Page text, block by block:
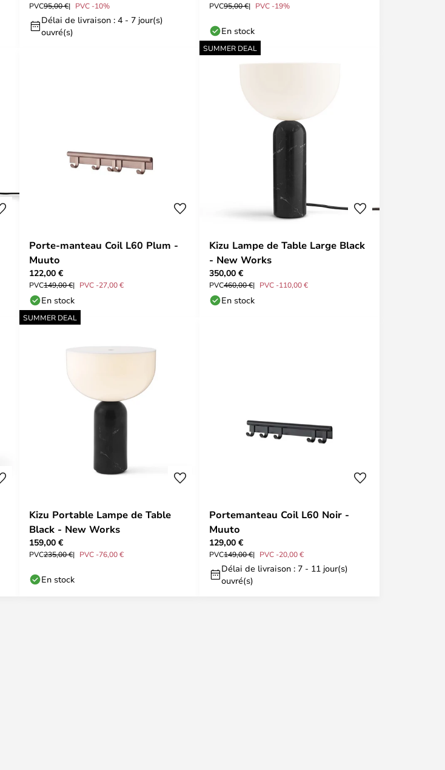
PVC95,00 € PVC -10%
Délai de livraison : 4 - 7 jour(s)
ouvré(s)
PVC95,00 € PVC -19%
En stock
Porte-manteau Coil L60 Plum -
Muuto
122,00 €
PVC149,00 € PVC -27,00 €
En stock
SUMMER DEAL
Kizu Lampe de Table Large Black
- New Works
350,00 €
PVC460,00 € PVC -110,00 €
En stock
SUMMER DEAL
Kizu Portable Lampe de Table
Black - New Works
159,00 €
PVC235,00 € PVC -76,00 €
En stock
Portemanteau Coil L60 Noir -
Muuto
129,00 €
PVC149,00 € PVC -20,00 €
Délai de livraison : 7 - 11 jour(s)
ouvré(s)